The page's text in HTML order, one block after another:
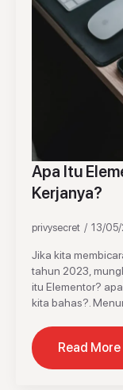
Apa Itu
Kerjanya?
privysecret 13/
Jika kita
tahun 2023,
itu Elementor?
kita bahas?.
Read More